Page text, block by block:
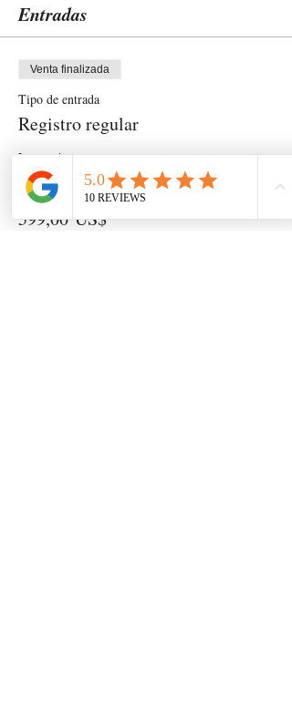
Entradas
Venta finalizada
Tipo de entrada
Registro regular
Leer más
Precio
599,00 US$